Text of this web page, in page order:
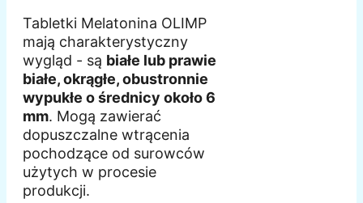
Tabletki Melatonina OLIMP
mają charakterystyczny
wygląd - są białe lub prawie
białe, okrągłe, obustronnie
wypukłe o średnicy około 6
mm. Mogą zawierać
dopuszczalne wtrącenia
pochodzące od surowców
użytych w procesie
produkcji.